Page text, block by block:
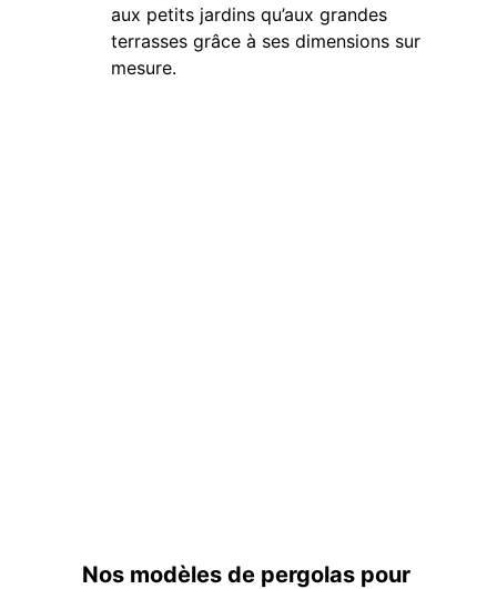
aux petits jardins qu’aux grandes
terrasses grâce à ses dimensions sur
mesure.
Nos modèles de pergolas pour